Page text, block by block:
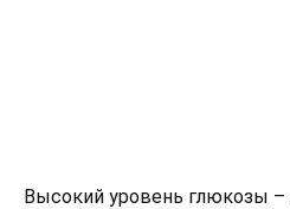
Высокий уровень глюкозы –